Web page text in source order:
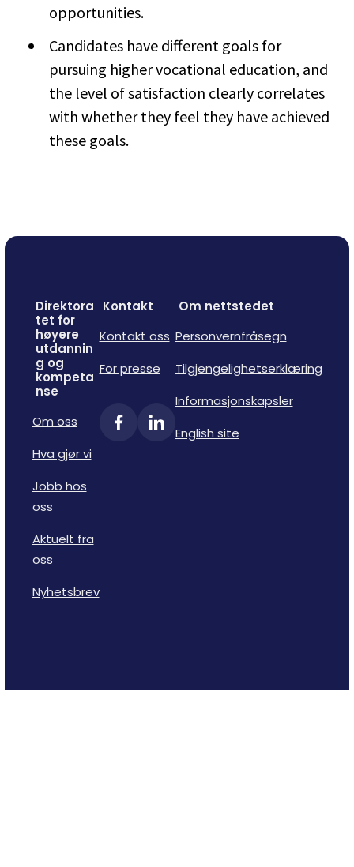
opportunities.
Candidates have different goals for
pursuing higher vocational education, and
the level of satisfaction clearly correlates
with whether they feel they have achieved
these goals.
Direktora
tet for
høyere
utdannin
g og
kompeta
nse
Om oss
Hva gjør vi
Jobb hos
oss
Aktuelt fra
oss
Nyhetsbrev
Kontakt
Kontakt oss
For presse
Om nettstedet
Personvernfråsegn
Tilgjengelighetserklæring
Informasjonskapsler
English site